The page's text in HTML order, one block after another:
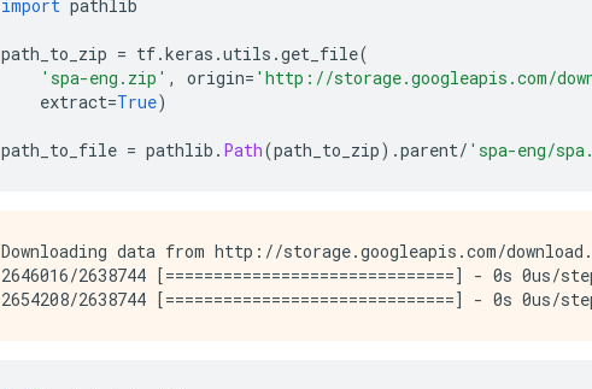
import pathlib
path_to_zip = tf.keras .utils .get_file(
'spa-eng.zip' , origin= 'http://storage.googleapis.com/
extract=True)
path_to_file = pathlib . Path(path_to_zip).parent/ 'spa-eng/
Downloading data from http://storage.googleapis.com/
2646016/2638744 [==============================] - 0s 0us/